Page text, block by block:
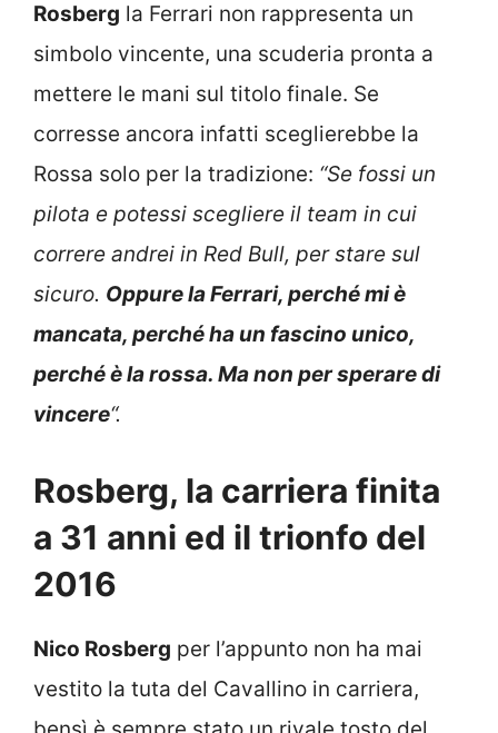
Rosberg la Ferrari non rappresenta un
simbolo vincente, una scuderia pronta a
mettere le mani sul titolo finale. Se
corresse ancora infatti sceglierebbe la
Rossa solo per la tradizione: “Se fossi un
pilota e potessi scegliere il team in cui
correre andrei in Red Bull, per stare sul
sicuro. Oppure la Ferrari, perché mi è
mancata, perché ha un fascino unico,
perché è la rossa. Ma non per sperare di
vincere“.
Rosberg, la carriera finita
a 31 anni ed il trionfo del
2016
Nico Rosberg per l’appunto non ha mai
vestito la tuta del Cavallino in carriera,